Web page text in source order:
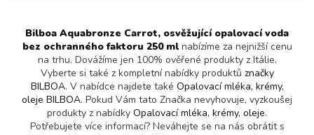
Bilboa Aquabronze Carrot, osvěžující opalovací voda
bez ochranného faktoru 250 mlnabízíme za nejnižší cenu
na trhu. Dovážíme jen 100% ověřené produkty z Itálie.
Vyberte si také z kompletní nabídky produktů značky
BILBOA. V nabídce najdete také Opalovací mléka, krémy,
oleje BILBOA. Pokud Vám tato Značka nevyhovuje, vyzkoušej
produkty z nabídky Opalovací mléka, krémy, oleje.
Potřebujete více informací? Neváhejte se na nás obrátit s